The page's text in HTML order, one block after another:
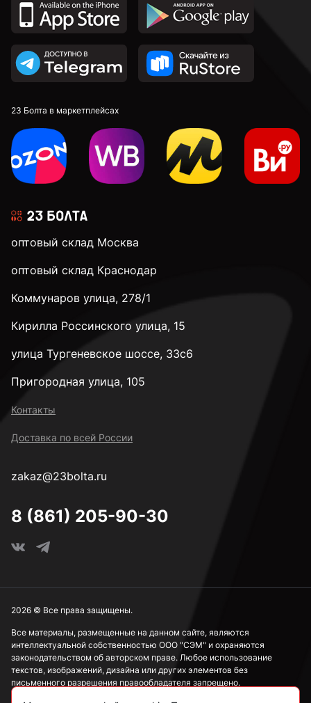
23 Болта в маркетплейсах
оптовый склад Москва
оптовый склад Краснодар
Коммунаров улица, 278/1
Кирилла Россинского улица, 15
улица Тургеневское шоссе, 33с6
Пригородная улица, 105
Контакты
Доставка по всей России
zakaz@23bolta.ru
8 (861) 205-90-30
Все материалы, размещенные на данном сайте, являются
интеллектуальной собственностью ООО "СЭМ" и охраняются
законодательством об авторском праве. Любое использование
текстов, изображений, дизайна или других элементов без
письменного разрешения правообладателя запрещено.
2026 © Все права защищены.